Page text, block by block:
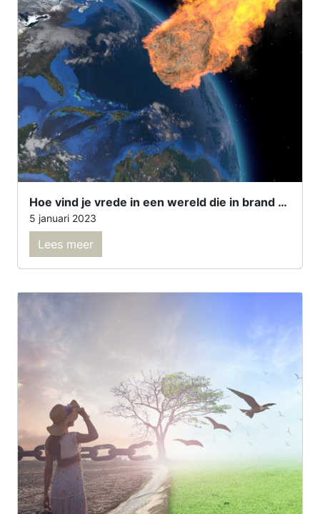
Hoe vind je vrede in een wereld die in brand staat
5 januari 2023
Lees meer